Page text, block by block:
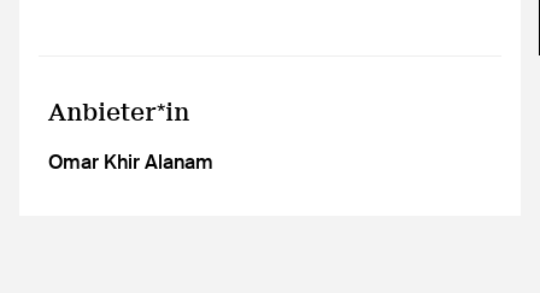
Anbieter*in
Omar Khir Alanam